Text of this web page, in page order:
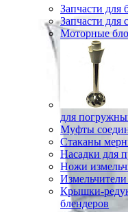
Запчасти для
Запчасти для
Моторные
для
Муфты
Стаканы
Насадки для
Ножи
Крышки-
блендеров